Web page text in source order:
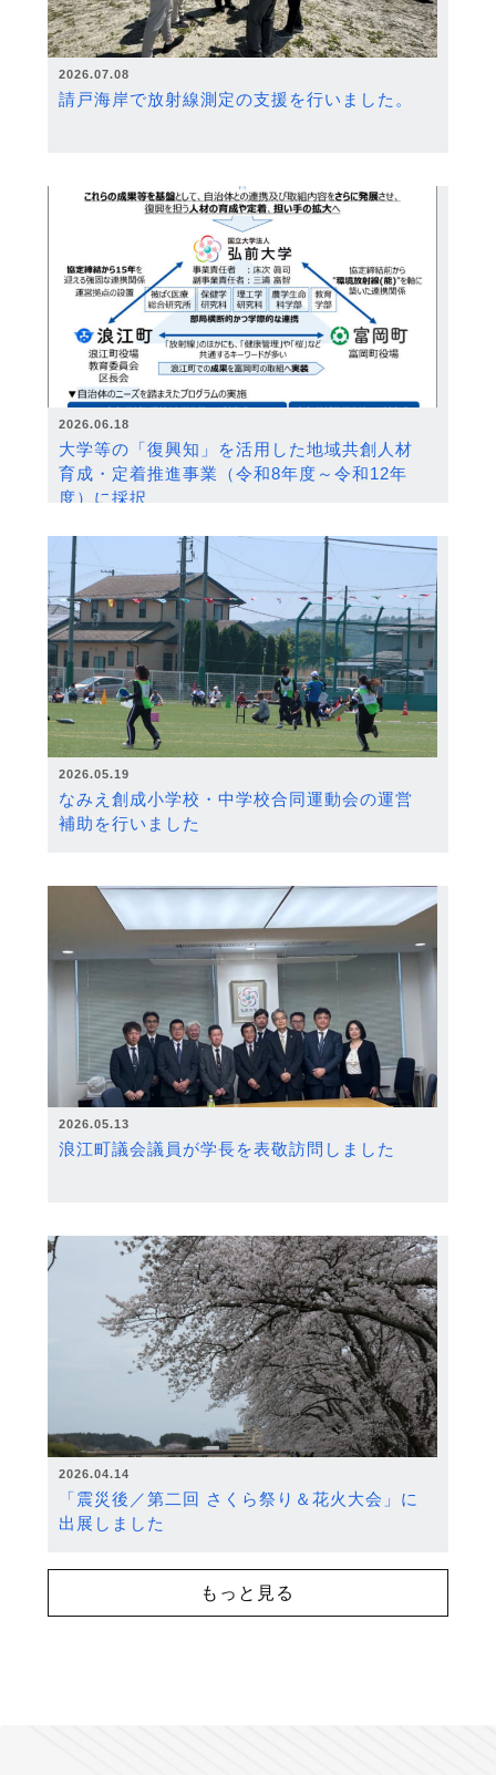
2026.07.08
請戸海岸で放射線測定の支援を行いました。
2026.06.18
大学等の「復興知」を活用した地域共創人材
育成・定着推進事業（令和8年度～令和12年
度）に採択
2026.05.19
なみえ創成小学校・中学校合同運動会の運営
補助を行いました
2026.05.13
浪江町議会議員が学長を表敬訪問しました
2026.04.14
「震災後／第二回 さくら祭り＆花火大会」に
出展しました
もっと見る